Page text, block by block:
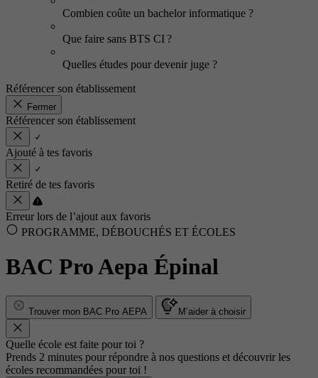
Combien coûte un bachelor informatique ?
Que faire sans BTS CI ?
Quelles études pour devenir juge ?
Référencer son établissement
Fermer
Référencer son établissement
Ajouté à tes favoris
Retiré de tes favoris
Erreur lors de l’ajout aux favoris
PROGRAMME, DÉBOUCHÉS ET ÉCOLES
BAC Pro Aepa Épinal
Trouver mon BAC Pro AEPA M’aider à choisir
Quelle école est faite pour toi ?
Prends 2 minutes pour répondre à nos questions et découvrir les
écoles recommandées pour toi !